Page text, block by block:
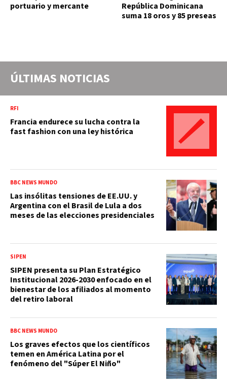
portuario y mercante
República Dominicana
suma 18 oros y 85 preseas
ÚLTIMAS NOTICIAS
RFI
Francia endurece su lucha contra la
fast fashion con una ley histórica
BBC NEWS MUNDO
Las insólitas tensiones de EE.UU. y
Argentina con el Brasil de Lula a dos
meses de las elecciones presidenciales
SIPEN
SIPEN presenta su Plan Estratégico
Institucional 2026-2030 enfocado en el
bienestar de los afiliados al momento
del retiro laboral
BBC NEWS MUNDO
Los graves efectos que los científicos
temen en América Latina por el
fenómeno del "Súper El Niño"